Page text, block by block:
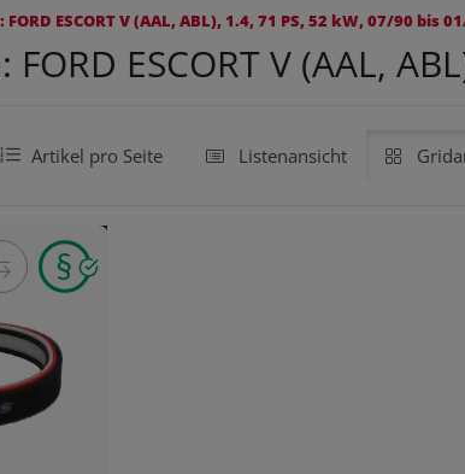
ESCORT V (AAL, ABL), 1.4, 71 PS, 52 kW, 07/90 bis
FORD ESCORT V (AAL,
Artikel pro Seite Listenansicht